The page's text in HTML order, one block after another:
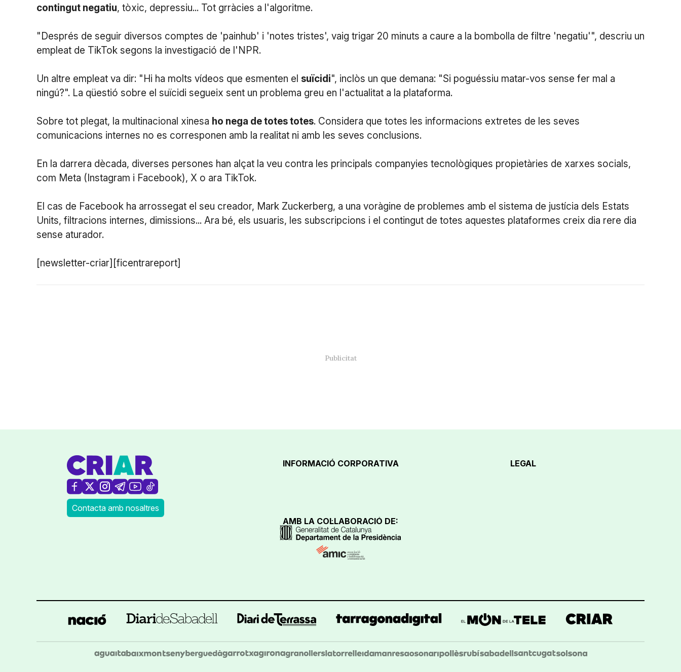
contingut negatiu, tòxic, depressiu... Tot grràcies a l'algoritme.
"Després de seguir diversos comptes de 'painhub' i 'notes tristes', vaig trigar 20 minuts a caure a la bombolla de filtre 'negatiu'", descriu un
empleat de TikTok segons la investigació de l'NPR.
Un altre empleat va dir: "Hi ha molts vídeos que esmenten el suïcidi", inclòs un que demana: "Si poguéssiu matar-vos sense fer mal a
ningú?". La qüestió sobre el suïcidi segueix sent un problema greu en l'actualitat a la plataforma.
Sobre tot plegat, la multinacional xinesa ho nega de totes totes. Considera que totes les informacions extretes de les seves
comunicacions internes no es corresponen amb la realitat ni amb les seves conclusions.
En la darrera dècada, diverses persones han alçat la veu contra les principals companyies tecnològiques propietàries de xarxes socials,
com Meta (Instagram i Facebook), X o ara TikTok.
El cas de Facebook ha arrossegat el seu creador, Mark Zuckerberg, a una voràgine de problemes amb el sistema de justícia dels Estats
Units, filtracions internes, dimissions... Ara bé, els usuaris, les subscripcions i el contingut de totes aquestes plataformes creix dia rere dia
sense aturador.
[newsletter-criar][ficentrareport]
Contacta amb nosaltres
INFORMACIÓ CORPORATIVA LEGAL
AMB LA COL·LABORACIÓ DE: